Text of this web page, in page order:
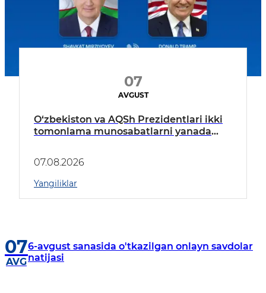
07
AVGUST
O‘zbekiston va AQSh Prezidentlari ikki
tomonlama munosabatlarni yanada
07.08.2026
Yangiliklar
07
AVG
6-avgust sanasida o'tkazilgan onlayn savdolar
natijasi